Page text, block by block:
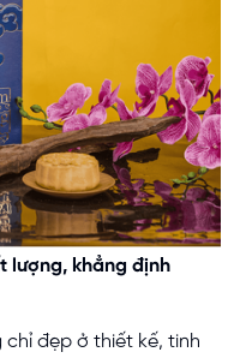
lượng, khẳng định
chỉ đẹp ở thiết kế, tinh